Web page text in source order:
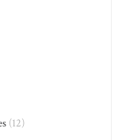
(12)